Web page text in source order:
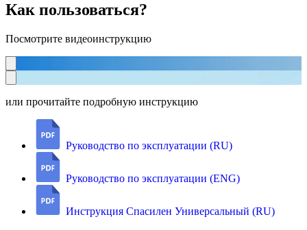
Как пользоваться?
Посмотрите видеоинструкцию
или прочитайте подробную инструкцию
Руководство по эксплуатации (RU)
Руководство по эксплуатации (ENG)
Инструкция Спасилен Универсальный (RU)